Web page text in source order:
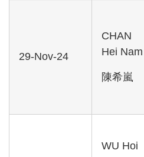
29-Nov-24
CHAN
Hei Nam
陳希嵐
WU Hoi